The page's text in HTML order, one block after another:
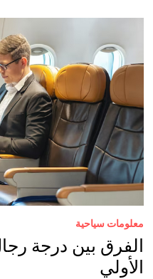
معلومات سياحية
الفرق بين درجة
الأولي